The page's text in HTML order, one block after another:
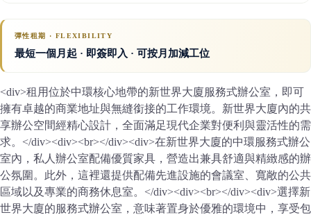
彈性租期 · FLEXIBILITY
最短一個月起 · 即簽即入 · 可按月加減工位
<div>租用位於中環核心地帶的新世界大廈服務式辦公室，即可
擁有卓越的商業地址與無縫銜接的工作環境。新世界大廈內的共
享辦公空間經精心設計，全面滿足現代企業對便利與靈活性的需
求。</div><div><br></div><div>在新世界大廈的中環服務式辦公
室內，私人辦公室配備優質家具，營造出兼具舒適與精緻感的辦
公氛圍。此外，這裡還提供配備先進設施的會議室、寬敞的公共
區域以及專業的商務休息室。</div><div><br></div><div>選擇新
世界大廈的服務式辦公室，意味著置身於優雅的環境中，享受包